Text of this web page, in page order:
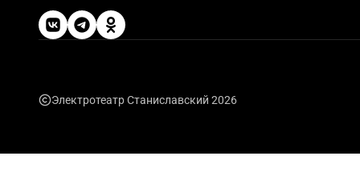
Электротеатр Станиславский 2026